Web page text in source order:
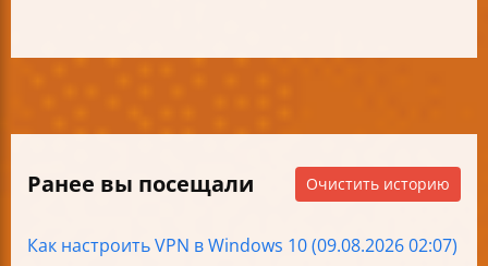
Ранее вы посещали Очистить историю
Как настроить VPN в Windows 10 (09.08.2026 02:07)